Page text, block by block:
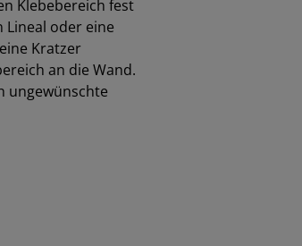
Klebebereich fest
Lineal oder eine
Kratzer
an die Wand.
ungewünschte